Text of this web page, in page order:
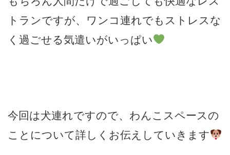
トランですが、ワンコ連れでもストレスな
く過ごせる気遣いがいっぱい
今回は犬連れですので、わんこスペースの
ことについて詳しくお伝えしていきます